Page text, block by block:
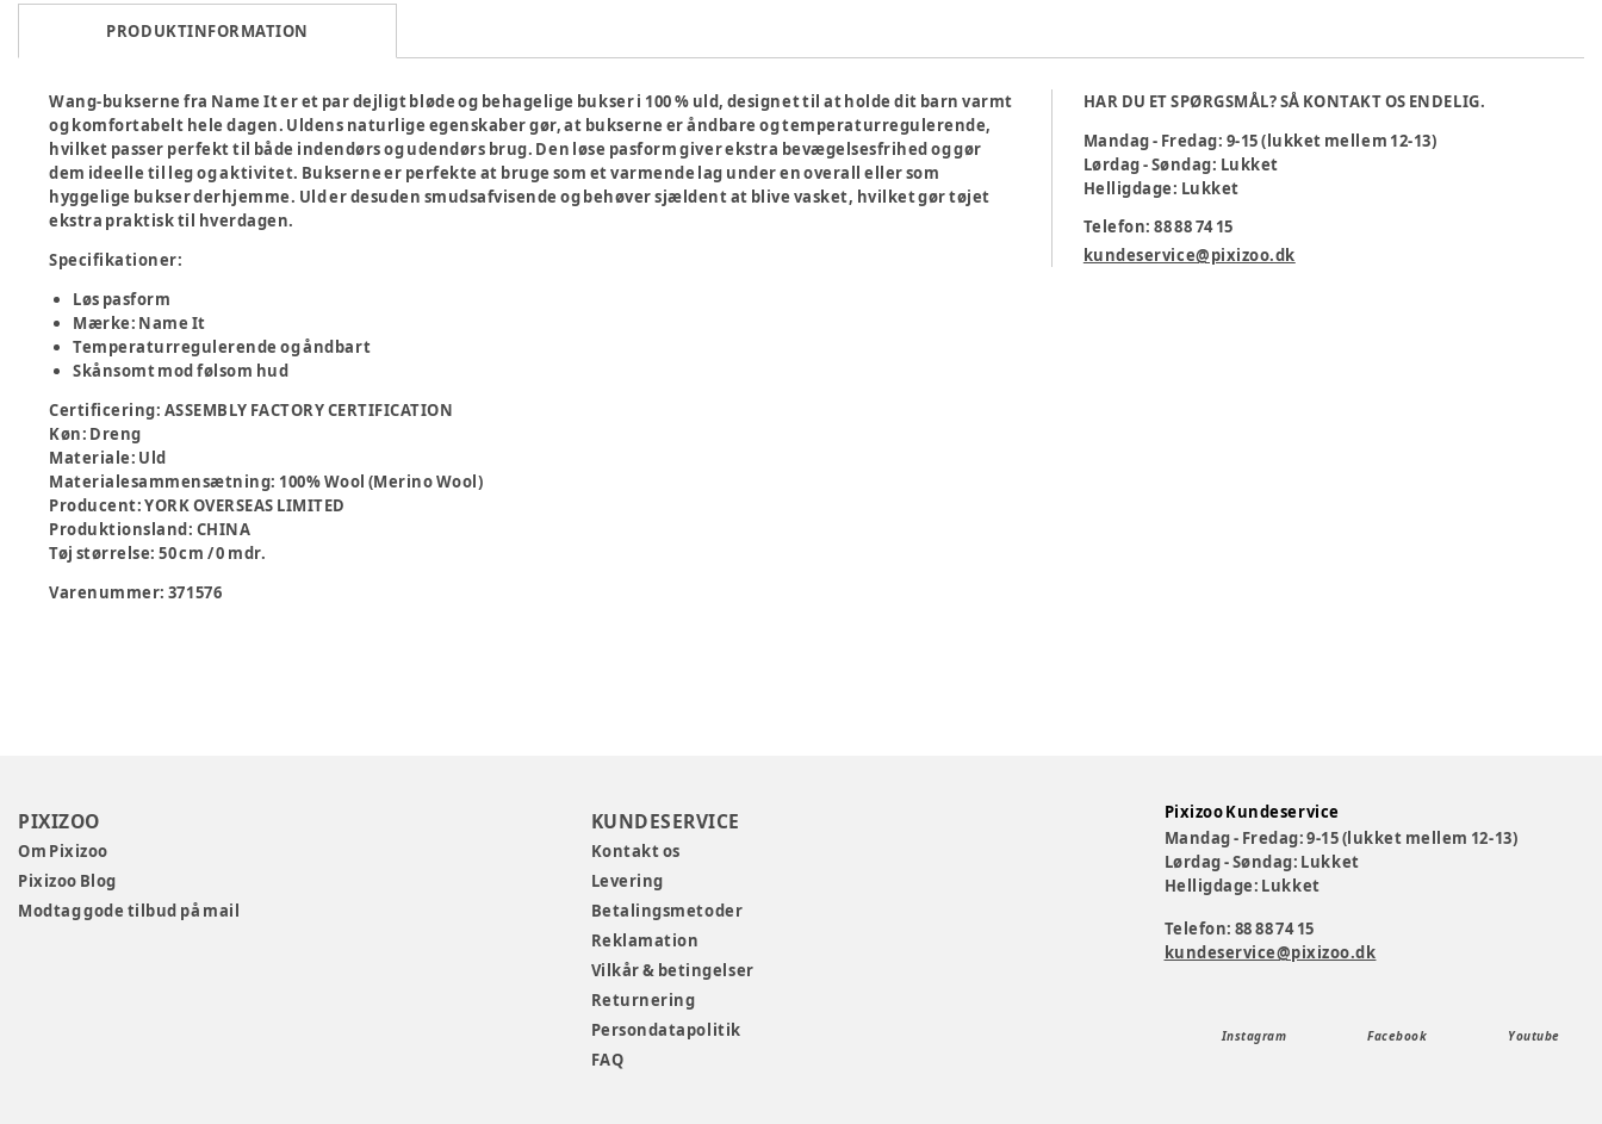
PRODUKTINFORMATION
Wang-bukserne fra Name It er et par dejligt bløde og behagelige bukser i 100 % uld, designet til at holde dit barn varmt
og komfortabelt hele dagen. Uldens naturlige egenskaber gør, at bukserne er åndbare og temperaturregulerende,
hvilket passer perfekt til både indendørs og udendørs brug. Den løse pasform giver ekstra bevægelsesfrihed og gør
dem ideelle til leg og aktivitet. Bukserne er perfekte at bruge som et varmende lag under en overall eller som
hyggelige bukser derhjemme. Uld er desuden smudsafvisende og behøver sjældent at blive vasket, hvilket gør tøjet
ekstra praktisk til hverdagen.
Specifikationer:
Løs pasform
Mærke: Name It
Temperaturregulerende og åndbart
Skånsomt mod følsom hud
Certificering: ASSEMBLY FACTORY CERTIFICATION
Køn: Dreng
Materiale: Uld
Materialesammensætning: 100% Wool (Merino Wool)
Producent:YORK OVERSEAS LIMITED
Produktionsland: CHINA
Tøj størrelse:50 cm / 0 mdr.
Varenummer: 371576
HAR DU ET SPØRGSMÅL? SÅ KONTAKT OS ENDELIG.
Mandag - Fredag: 9-15 (lukket mellem 12-13)
Lørdag - Søndag: Lukket
Helligdage: Lukket
Telefon: 88 88 74 15
kundeservice@pixizoo.dk
PIXIZOO
Om Pixizoo
Pixizoo Blog
Modtag gode tilbud på mail
KUNDESERVICE
Kontakt os
Levering
Betalingsmetoder
Reklamation
Vilkår & betingelser
Returnering
Persondatapolitik
FAQ
Pixizoo Kundeservice
Mandag - Fredag: 9-15 (lukket mellem 12-13)
Lørdag - Søndag: Lukket
Helligdage: Lukket
Telefon: 88 88 74 15
kundeservice@pixizoo.dk
Instagram Facebook Youtube